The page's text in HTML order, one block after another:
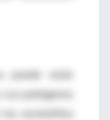
puede estar
patógenos
eosinófilos